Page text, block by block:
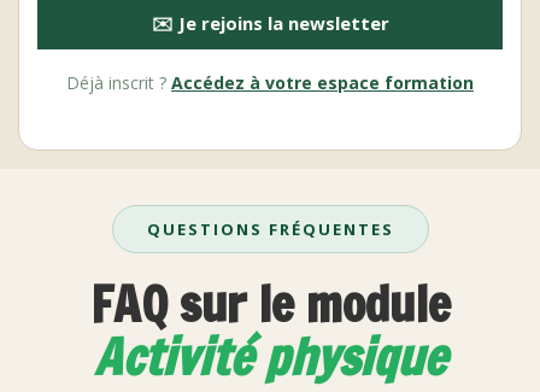
✉️ Je rejoins la newsletter
Déjà inscrit ? Accédez à votre espace formation
QUESTIONS FRÉQUENTES
FAQ sur le module
Activité physique